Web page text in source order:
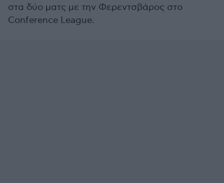
στα δύο ματς με την Φερεντσβάρος στο
Conference League.